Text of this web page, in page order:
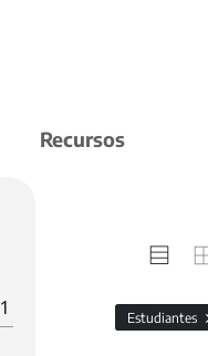
Recursos
1 Estudiantes